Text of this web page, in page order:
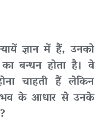
ज्ञान में हैं, उनको
बन्धन होता है। वे
चाहती हैं लेकिन
के आधार से उनके